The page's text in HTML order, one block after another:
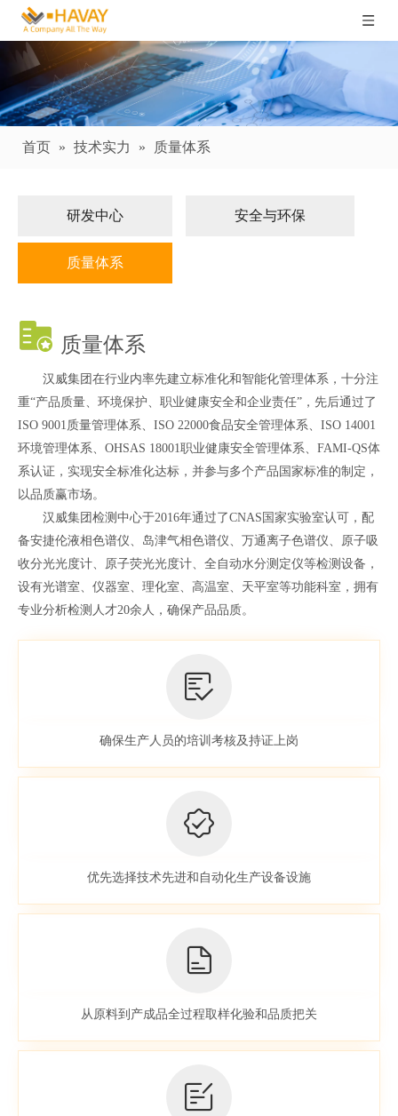
首页 » 技术实力 » 质量体系
研发中心 安全与环保
质量体系
质量体系
汉威集团在行业内率先建立标准化和智能化管理体系，十分注
重“产品质量、环境保护、职业健康安全和企业责任”，先后通过了
ISO 9001质量管理体系、ISO 22000食品安全管理体系、ISO 14001
环境管理体系、OHSAS 18001职业健康安全管理体系、FAMI-QS体
系认证，实现安全标准化达标，并参与多个产品国家标准的制定，
以品质赢市场。
汉威集团检测中心于2016年通过了CNAS国家实验室认可，配
备安捷伦液相色谱仪、岛津气相色谱仪、万通离子色谱仪、原子吸
收分光光度计、原子荧光光度计、全自动水分测定仪等检测设备，
设有光谱室、仪器室、理化室、高温室、天平室等功能科室，拥有
专业分析检测人才20余人，确保产品品质。
确保生产人员的培训考核及持证上岗
优先选择技术先进和自动化生产设备设施
从原料到产成品全过程取样化验和品质把关